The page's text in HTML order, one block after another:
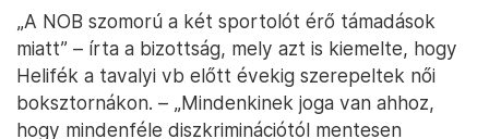
„A NOB szomorú a két sportolót érő támadások
miatt” – írta a bizottság, mely azt is kiemelte, hogy
Helifék a tavalyi vb előtt évekig szerepeltek női
boksztornákon. – „Mindenkinek joga van ahhoz,
hogy mindenféle diszkriminációtól mentesen